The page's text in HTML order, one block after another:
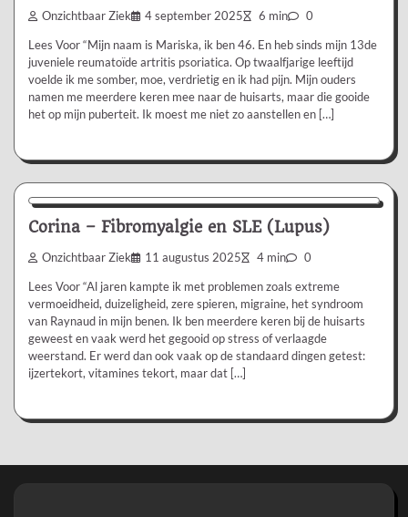
Onzichtbaar Ziek 4 september 2025 6 min 0
Lees Voor “Mijn naam is Mariska, ik ben 46. En heb sinds mijn 13de
juveniele reumatoïde artritis psoriatica. Op twaalfjarige leeftijd
voelde ik me somber, moe, verdrietig en ik had pijn. Mijn ouders
namen me meerdere keren mee naar de huisarts, maar die gooide
het op mijn puberteit. Ik moest me niet zo aanstellen en […]
Ervaringsverhaal
Corina – Fibromyalgie en SLE (Lupus)
Onzichtbaar Ziek 11 augustus 2025 4 min 0
Lees Voor “Al jaren kampte ik met problemen zoals extreme
vermoeidheid, duizeligheid, zere spieren, migraine, het syndroom
van Raynaud in mijn benen. Ik ben meerdere keren bij de huisarts
geweest en vaak werd het gegooid op stress of verlaagde
weerstand. Er werd dan ook vaak op de standaard dingen getest:
ijzertekort, vitamines tekort, maar dat […]